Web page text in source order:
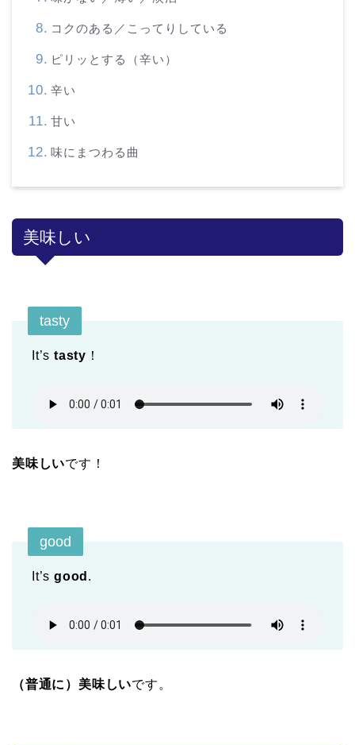
コクのある／こってりしている
ピリッとする（辛い）
辛い
甘い
味にまつわる曲
美味しい
tasty
It’s tasty ！
美味しいです！
good
It’s good .
（普通に）美味しいです。